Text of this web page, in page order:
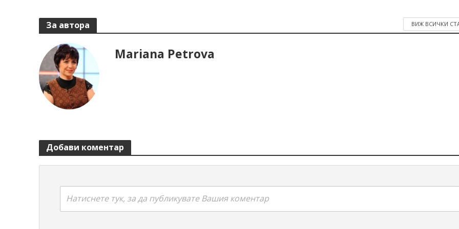
За автора ВИЖ ВСИЧКИ
Mariana Petrova
Добави коментар
Натиснете тук, за да публикувате Вашия коментар